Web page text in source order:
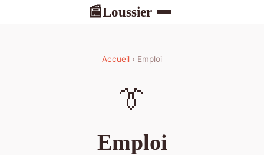
📰Loussier
Accueil › Emploi
👔
Emploi